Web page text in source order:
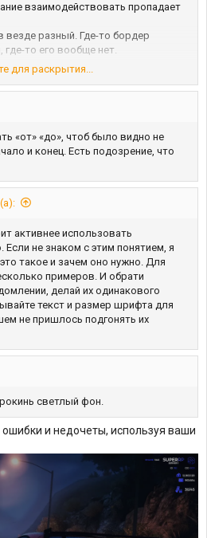
взаимодействовать пропадает
везде разный. Где-то бордер
где-то его вообще нет.
чтобы всё смотрелось
присутствуют элементы из
автора. Я могу ошибаться,
остальные. Мало того, тот же
но те же индикаторы
хуже. Как будто взят чей-
добавлены индикаторы
для раскрытия...
«от» «до», чтоб было видно не
и конец. Есть подозрение, что
активнее использовать
Если не знаком с этим понятием, я
такое и зачем оно нужно. Для
примеров. И обрати
делай их одинакового
текст и размер шрифта для
не пришлось подгонять их
светлый фон.
ошибки и недочеты, используя ваши